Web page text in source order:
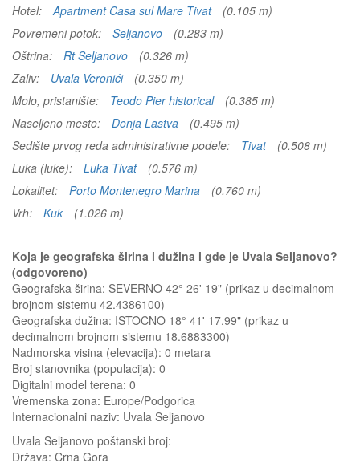
Hotel:
Apartment Casa sul Mare Tivat
(0.105 m)
Povremeni potok:
Seljanovo
(0.283 m)
Oštrina:
Rt Seljanovo
(0.326 m)
Zaliv:
Uvala Veronići
(0.350 m)
Molo, pristanište:
Teodo Pier historical
(0.385 m)
Naseljeno mesto:
Donja Lastva
(0.495 m)
Sedište prvog reda administrativne podele:
Tivat
(0.508 m)
Luka (luke):
Luka Tivat
(0.576 m)
Lokalitet:
Porto Montenegro Marina
(0.760 m)
Vrh:
Kuk (1.026 m)
Koja je geografska širina i dužina i gde je Uvala Seljanovo?
(odgovoreno)
Geografska širina: SEVERNO 42° 26' 19" (prikaz u decimalnom
brojnom sistemu 42.4386100)
Geografska dužina: ISTOČNO 18° 41' 17.99" (prikaz u
decimalnom brojnom sistemu 18.6883300)
Nadmorska visina (elevacija): 0 metara
Broj stanovnika (populacija): 0
Digitalni model terena: 0
Vremenska zona: Europe/Podgorica
Internacionalni naziv: Uvala Seljanovo
Uvala Seljanovo poštanski broj:
Država: Crna Gora